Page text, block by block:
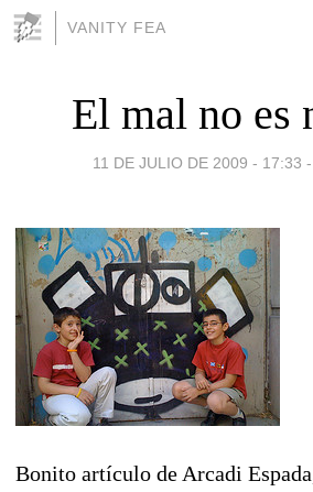
VANITY FEA
El mal no es
11 DE JULIO DE 2009 - 17:33 -
Bonito artículo de Arcadi